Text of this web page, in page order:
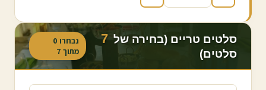
סלטים טריים (בחירה של 7
סלטים)
נבחרו 0
מתוך 7